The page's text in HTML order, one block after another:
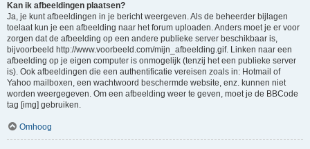
Kan ik afbeeldingen plaatsen?
Ja, je kunt afbeeldingen in je bericht weergeven. Als de beheerder bijlagen
toelaat kun je een afbeelding naar het forum uploaden. Anders moet je er voor
zorgen dat de afbeelding op een andere publieke server beschikbaar is,
bijvoorbeeld http://www.voorbeeld.com/mijn_afbeelding.gif. Linken naar een
afbeelding op je eigen computer is onmogelijk (tenzij het een publieke server
is). Ook afbeeldingen die een authentificatie vereisen zoals in: Hotmail of
Yahoo mailboxen, een wachtwoord beschermde website, enz. kunnen niet
worden weergegeven. Om een afbeelding weer te geven, moet je de BBCode
tag [img] gebruiken.
Omhoog